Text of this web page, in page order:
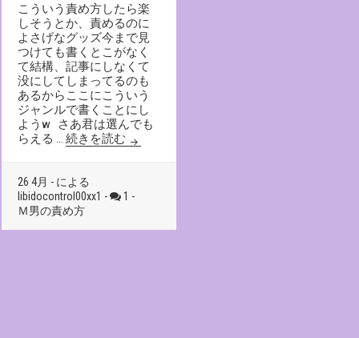
こういう責め方したら楽
しそうとか、責めるのに
よさげなグッズ今まで見
つけても書くとこがなく
て結構、記事にしなくて
没にしてしまってるのも
あるからここにこういう
ジャンルで書くことにし
ようw さあ君は選んでも
らえる …続きを読む M男の責め方０００００１
26 4月 - による
libidocontrol00xx1 -
1 -
Ｍ男の責め方